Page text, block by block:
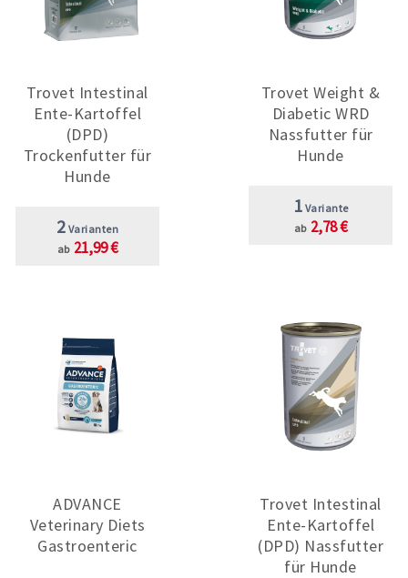
Trovet Intestinal
Ente-Kartoffel
(DPD)
Trockenfutter für
Hunde
2 Varianten
ab 21,99 €
Trovet Weight &
Diabetic WRD
Nassfutter für
Hunde
1 Variante
ab 2,78 €
ADVANCE
Veterinary Diets
Gastroenteric
Trovet Intestinal
Ente-Kartoffel
(DPD) Nassfutter
für Hunde